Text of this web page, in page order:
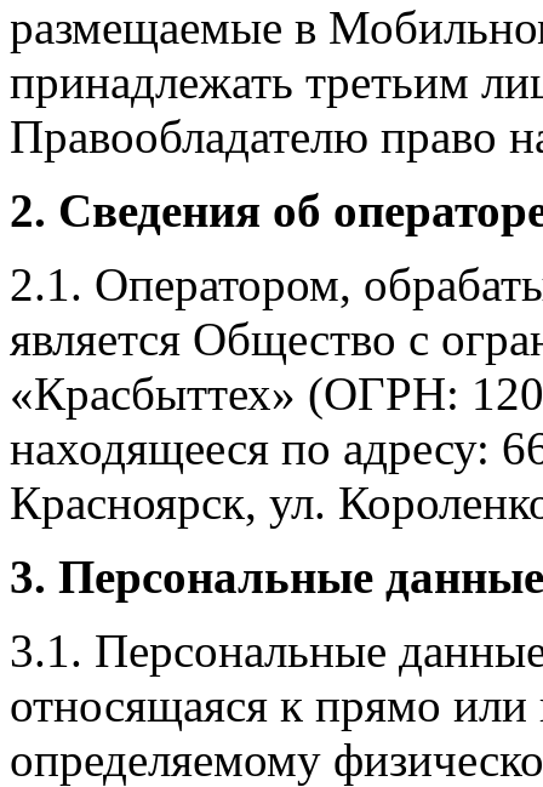
размещаемые в
принадлежать третьим
Правообладателю право
2. Сведения об
2.1. Оператором,
является Общество с
«Красбыттех» (ОГРН:
находящееся по адресу:
Красноярск, ул.
3. Персональные
3.1. Персональные
относящаяся к прямо
определяемому